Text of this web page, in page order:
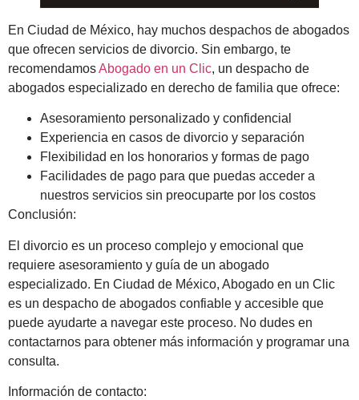
En Ciudad de México, hay muchos despachos de abogados
que ofrecen servicios de divorcio. Sin embargo, te
recomendamosAbogado en un Clic, un despacho de
abogados especializado en derecho de familia que ofrece:
Asesoramiento personalizado y confidencial
Experiencia en casos de divorcio y separación
Flexibilidad en los honorarios y formas de pago
Facilidades de pago para que puedas acceder a
nuestros servicios sin preocuparte por los costos
Conclusión:
El divorcio es un proceso complejo y emocional que
requiere asesoramiento y guía de un abogado
especializado. En Ciudad de México, Abogado en un Clic
es un despacho de abogados confiable y accesible que
puede ayudarte a navegar este proceso. No dudes en
contactarnos para obtener más información y programar una
consulta.
Información de contacto: